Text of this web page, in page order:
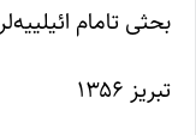
بحثی تامام ائیلییه‌لر
تبریز ۱۳۵۶